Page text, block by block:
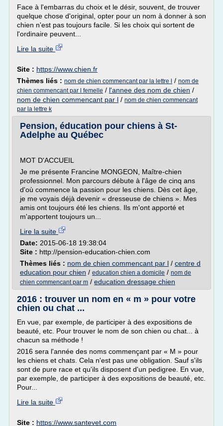
Face à l'embarras du choix et le désir, souvent, de trouver
quelque chose d'original, opter pour un nom à donner à son
chien n'est pas toujours facile. Si les choix qui sortent de
l'ordinaire peuvent...
Lire la suite
Site : https://www.chien.fr
Thèmes liés : nom de chien commencant par la lettre l / nom de
chien commencant par l femelle / l'annee des nom de chien /
nom de chien commencant par l / nom de chien commencant
par la lettre k
Pension, éducation pour chiens à St-
Adelphe au Québec
MOT D'ACCUEIL
Je me présente Francine MONGEON, Maître-chien
professionnel. Mon parcours débute à l'âge de cinq ans
d'où commence la passion pour les chiens. Dès cet âge,
je me voyais déjà devenir « dresseuse de chiens ». Mes
amis ont toujours été les chiens. Ils m'ont apporté et
m'apportent toujours un...
Lire la suite
Date: 2015-06-18 19:38:04
Site : http://pension-education-chien.com
Thèmes liés : nom de chien commencant par l / centre d
education pour chien / education chien a domicile / nom de
chien commencant par m / education dressage chien
2016 : trouver un nom en « m » pour votre
chien ou chat ...
En vue, par exemple, de participer à des expositions de
beauté, etc. Pour trouver le nom de son chien ou chat... à
chacun sa méthode !
2016 sera l'année des noms commençant par « M » pour
les chiens et chats. Cela n'est pas une obligation. Sauf s'ils
sont de pure race et qu'ils disposent d'un pedigree. En vue,
par exemple, de participer à des expositions de beauté, etc.
Pour...
Lire la suite
Site : https://www.santevet.com